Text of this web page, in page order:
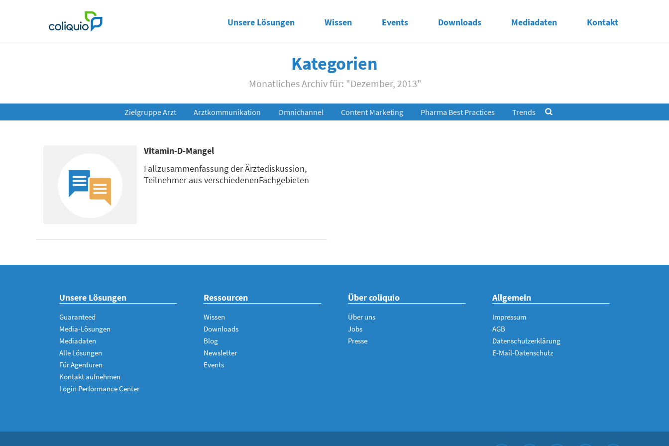
Unsere Lösungen Wissen Events Downloads Mediadaten Kontakt
Kategorien
Monatliches Archiv für: "Dezember, 2013"
Zielgruppe Arzt Arztkommunikation Omnichannel Content Marketing Pharma Best Practices Trends
Vitamin-D-Mangel
Fallzusammenfassung der Ärztediskussion,
Teilnehmer aus verschiedenenFachgebieten
Unsere Lösungen
Guaranteed
Media-Lösungen
Mediadaten
Alle Lösungen
Für Agenturen
Kontakt aufnehmen
Login Performance Center
Ressourcen
Wissen
Downloads
Blog
Newsletter
Events
Über coliquio
Über uns
Jobs
Presse
Allgemein
Impressum
AGB
Datenschutzerklärung
E-Mail-Datenschutz